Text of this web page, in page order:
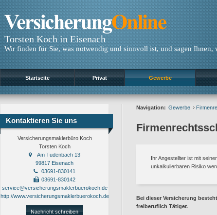
Torsten Koch in Eisenach
Wir finden für Sie, was notwendig und sinnvoll ist, und sagen Ihnen,
Startseite Privat Gewerbe
Kontaktieren Sie uns
Versicherungsmaklerbüro Koch
Torsten Koch
Am Tudenbach 13
99817 Eisenach
03691-830141
03691-830142
service@versicherungsmaklerbuerokoch.de
http://www.versicherungsmaklerbuerokoch.de
Nachricht schreiben
Navigation: Gewerbe
Ihr Angestellter ist mit
unkalkulierbaren Risiko
Bei dieser Versicherung
freiberuflich Tätiger.